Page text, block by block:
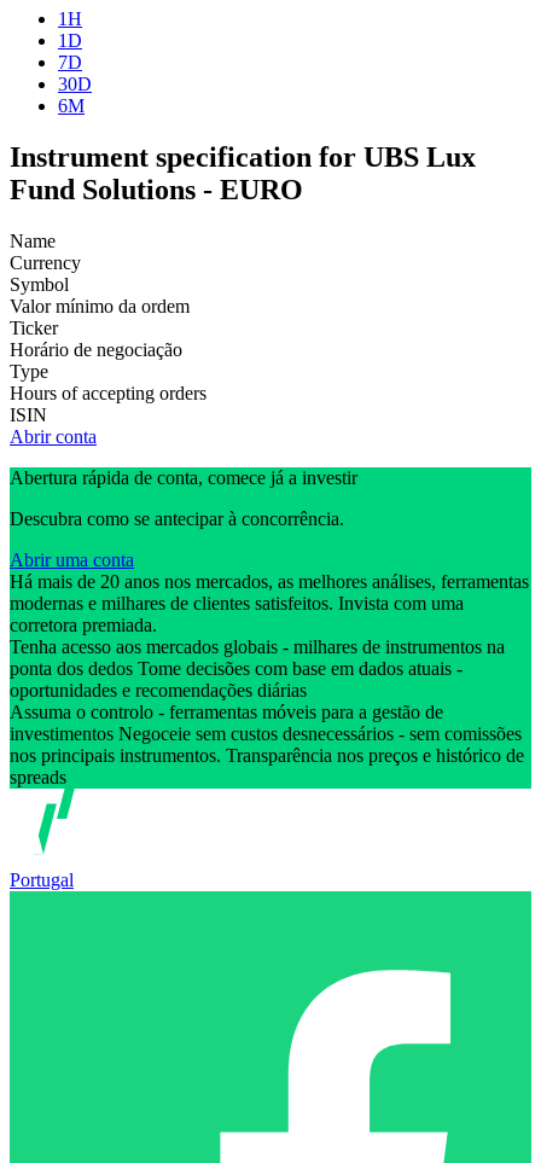
1H
1D
7D
30D
6M
Instrument specification for UBS Lux
Fund Solutions - EURO
Name
Currency
Symbol
Valor mínimo da ordem
Ticker
Horário de negociação
Type
Hours of accepting orders
ISIN
Abrir conta
Abertura rápida de conta, comece já a investir
Descubra como se antecipar à concorrência.
Abrir uma conta
Há mais de 20 anos nos mercados, as melhores análises, ferramentas
modernas e milhares de clientes satisfeitos. Invista com uma
corretora premiada.
Tenha acesso aos mercados globais - milhares de instrumentos na
ponta dos dedos Tome decisões com base em dados atuais -
oportunidades e recomendações diárias
Assuma o controlo - ferramentas móveis para a gestão de
investimentos Negoceie sem custos desnecessários - sem comissões
nos principais instrumentos. Transparência nos preços e histórico de
spreads
Portugal